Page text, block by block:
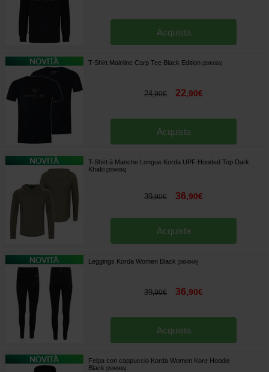
Acquista
T-Shirt Mainline Carp Tee Black Edition 269503A]
24,90€ 22,90€
Acquista
T-Shirt à Manche Longue Korda UPF Hooded Top Dark
Khaki
269499A]
39,90€ 36,90€
Acquista
Leggings Korda Women Black 269494A]
39,90€ 36,90€
Acquista
Felpa con cappuccio Korda Women Kore Hoodie
Black
269490A]